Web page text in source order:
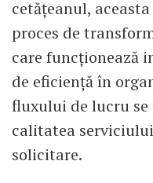
cetățeanul,
proces de
care funcționează
de eficiență în
fluxului de lucru
calitatea
solicitare.